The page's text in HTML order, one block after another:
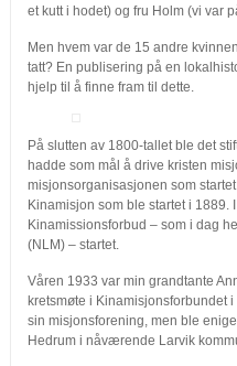
et kutt i hodet) og fru Holm (vi var
Men hvem var de 15 andre
tatt? En publisering på en
hjelp til å finne fram til dette.
På slutten av 1800-tallet ble det
hadde som mål å drive kristen
misjonsorganisasjonen som
Kinamisjon som ble startet i 1889.
Kinamissionsforbud – som i dag
(NLM) – startet.
Våren 1933 var min grandtante
kretsmøte i Kinamisjonsforbundet
sin misjonsforening, men ble
Hedrum i nåværende Larvik